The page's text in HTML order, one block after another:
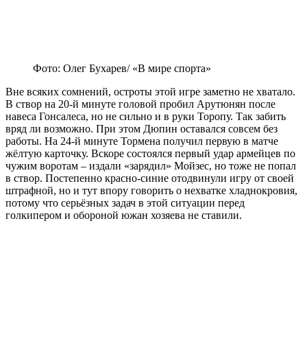
Фото: Олег Бухарев/ «В мире спорта»
Вне всяких сомнений, остроты этой игре заметно не хватало.
В створ на 20-й минуте головой пробил Арутюнян после
навеса Гонсалеса, но не сильно и в руки Торопу. Так забить
вряд ли возможно. При этом Дюпин оставался совсем без
работы. На 24-й минуте Тормена получил первую в матче
жёлтую карточку. Вскоре состоялся первый удар армейцев по
чужим воротам – издали «зарядил» Мойзес, но тоже не попал
в створ. Постепенно красно-синие отодвинули игру от своей
штрафной, но и тут впору говорить о нехватке хладнокровия,
потому что серьёзных задач в этой ситуации перед
голкипером и обороной южан хозяева не ставили.